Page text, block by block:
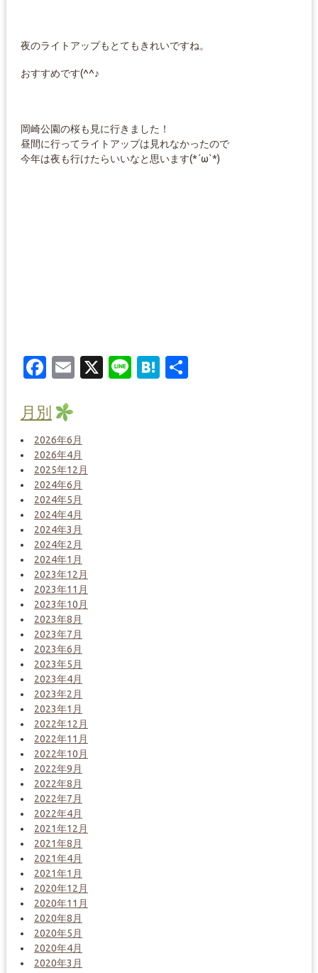
夜のライトアップもとてもきれいですね。
おすすめです(^^♪
岡崎公園の桜も見に行きました！
昼間に行ってライトアップは見れなかったので
今年は夜も行けたらいいなと思います(*´ω`*)
Facebook
Email
X LineHatena
共
月別
2026年6月
2026年4月
2025年12月
2024年6月
2024年5月
2024年4月
2024年3月
2024年2月
2024年1月
2023年12月
2023年11月
2023年10月
2023年8月
2023年7月
2023年6月
2023年5月
2023年4月
2023年2月
2023年1月
2022年12月
2022年11月
2022年10月
2022年9月
2022年8月
2022年7月
2022年4月
2021年12月
2021年8月
2021年4月
2021年1月
2020年12月
2020年11月
2020年8月
2020年5月
2020年4月
2020年3月